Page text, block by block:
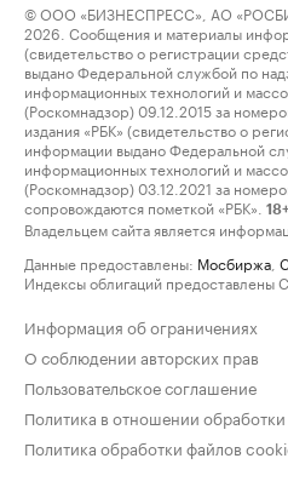
© ООО «БИЗНЕСПРЕСС», АО
2026. Сообщения и материалы
(свидетельство о регистрации
выдано Федеральной службой по
информационных технологий и
(Роскомнадзор) 09.12.2015 за
издания «РБК» (свидетельство о
информации выдано Федеральной
информационных технологий и
(Роскомнадзор) 03.12.2021 за
сопровождаются пометкой «РБК».
Владельцем сайта является
Данные предоставлены: Мосбиржа
Индексы облигаций предоставлены
Информация об ограничениях
О соблюдении авторских прав
Пользовательское соглашение
Политика в отношении
Политика обработки файлов